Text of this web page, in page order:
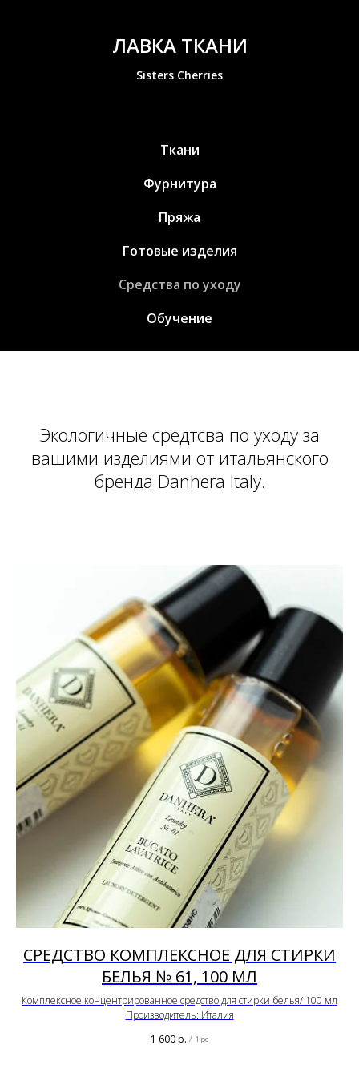
ЛАВКА ТКАНИ
Sisters Cherries
Ткани
Фурнитура
Пряжа
Готовые изделия
Средства по уходу
Обучение
Экологичные средтсва по уходу за
вашими изделиями от итальянского
бренда Danhera Italy.
СРЕДСТВО КОМПЛЕКСНОЕ ДЛЯ СТИРКИ
БЕЛЬЯ № 61, 100 МЛ
Комплексное концентрированное средство для стирки белья/ 100 мл
Производитель: Италия
1 600р. / 1 pc